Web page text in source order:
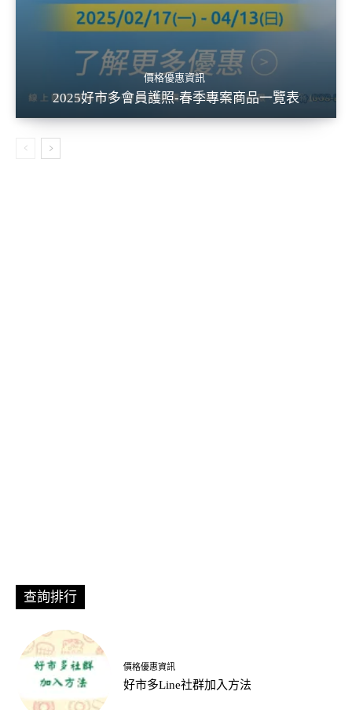
價格優惠資訊
2025好市多會員護照-春季專案商品一覽表
查詢排行
價格優惠資訊
好市多Line社群加入方法